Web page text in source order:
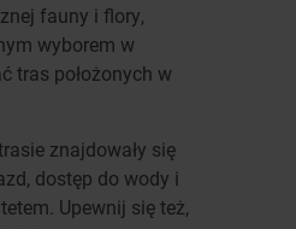
fauny i flory,
wyborem w
tras położonych w
znajdowały się
dostęp do wody i
Upewnij się też,